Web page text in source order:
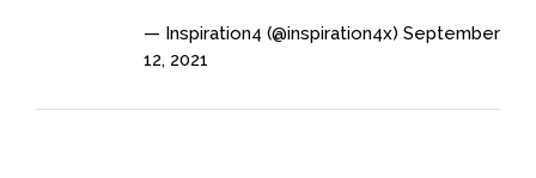
— Inspiration4 (@inspiration4x) September
12, 2021